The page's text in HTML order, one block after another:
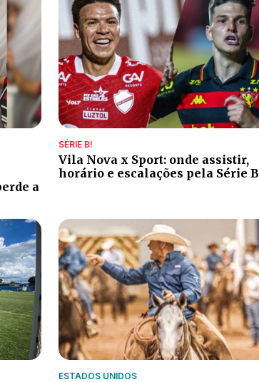
a
SÉRIE B!
Vila Nova x Sport: onde assistir,
horário e escalações pela Série B
ESTADOS UNIDOS